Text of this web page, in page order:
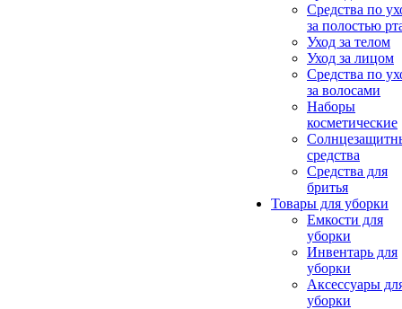
Средства по
за полостью
Уход за телом
Уход за лицом
Средства по
за волосами
Наборы
косметические
средства
Средства для
бритья
Товары для уборки
Емкости для
уборки
Инвентарь для
уборки
Аксессуары
уборки